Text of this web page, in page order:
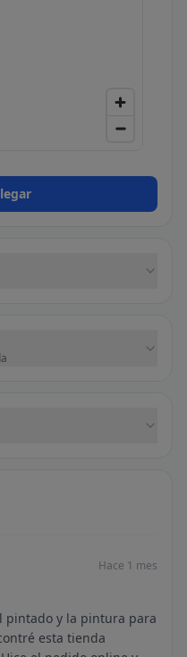
Hace 1 mes
pintado y la pintura para
esta tienda